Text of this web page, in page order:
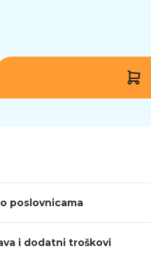
poslovnicama
i dodatni troškovi